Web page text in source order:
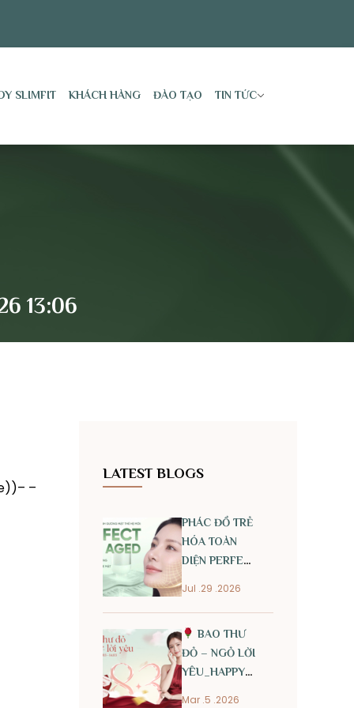
SLIMFIT KHÁCH HÀNG ĐÀO TẠO TIN TỨC
13:06
–
LATEST BLOGS
PHÁC ĐỒ TRẺ
HÓA TOÀN
DIỆN PERFECT
Jul .29 .2026
BAO THƯ
ĐỎ – NGỎ LỜI
YÊU_HAPPY
Mar .5 .2026